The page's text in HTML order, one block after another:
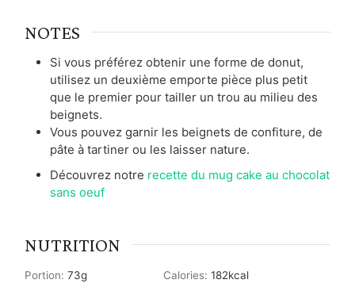
NOTES
Si vous préférez obtenir une forme de donut,
utilisez un deuxième emporte pièce plus petit
que le premier pour tailler un trou au milieu des
beignets.
Vous pouvez garnir les beignets de confiture, de
pâte à tartiner ou les laisser nature.
Découvrez notre recette du mug cake au chocolat
sans oeuf
NUTRITION
Portion: 73g Calories: 182kcal